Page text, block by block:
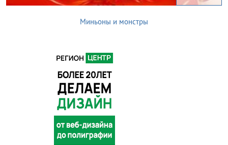
Миньоны и монстры